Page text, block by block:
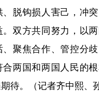
脱钩损人害己，冲
双方共同努力，以
聚焦合作、管控分
两国和两国人民的
待。（记者齐中熙、